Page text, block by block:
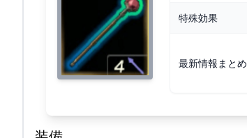
特殊効果
最新情報まとめ